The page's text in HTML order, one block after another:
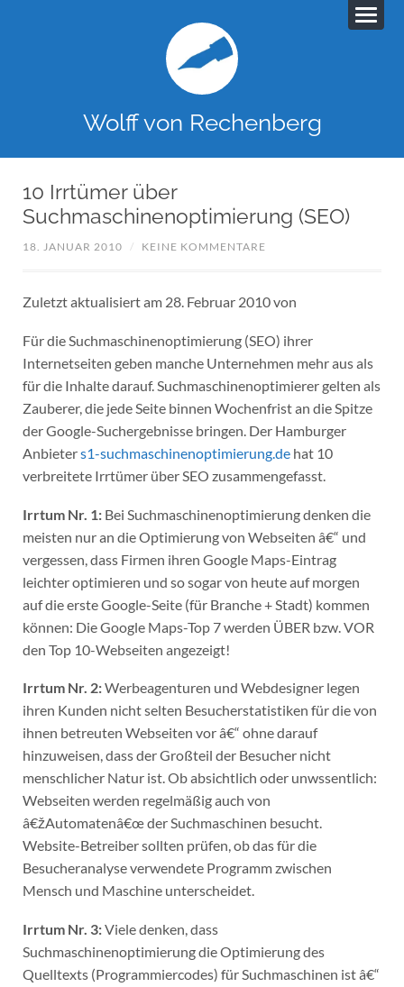
Wolff von Rechenberg
10 Irrtümer über
Suchmaschinenoptimierung (SEO)
18. JANUAR 2010 / KEINE KOMMENTARE
Zuletzt aktualisiert am 28. Februar 2010 von
Für die Suchmaschinenoptimierung (SEO) ihrer
Internetseiten geben manche Unternehmen mehr aus als
für die Inhalte darauf. Suchmaschinenoptimierer gelten als
Zauberer, die jede Seite binnen Wochenfrist an die Spitze
der Google-Suchergebnisse bringen. Der Hamburger
Anbieters1-suchmaschinenoptimierung.dehat 10
verbreitete Irrtümer über SEO zusammengefasst.
Irrtum Nr. 1:Bei Suchmaschinenoptimierung denken die
meisten nur an die Optimierung von Webseiten â€“ und
vergessen, dass Firmen ihren Google Maps-Eintrag
leichter optimieren und so sogar von heute auf morgen
auf die erste Google-Seite (für Branche + Stadt) kommen
können: Die Google Maps-Top 7 werden ÜBER bzw. VOR
den Top 10-Webseiten angezeigt!
Irrtum Nr. 2:Werbeagenturen und Webdesigner legen
ihren Kunden nicht selten Besucherstatistiken für die von
ihnen betreuten Webseiten vor â€“ ohne darauf
hinzuweisen, dass der Großteil der Besucher nicht
menschlicher Natur ist. Ob absichtlich oder unwssentlich:
Webseiten werden regelmäßig auch von
â€žAutomatenâ€œ der Suchmaschinen besucht.
Website-Betreiber sollten prüfen, ob das für die
Besucheranalyse verwendete Programm zwischen
Mensch und Maschine unterscheidet.
Irrtum Nr. 3:Viele denken, dass
Suchmaschinenoptimierung die Optimierung des
Quelltexts (Programmiercodes) für Suchmaschinen ist â€“